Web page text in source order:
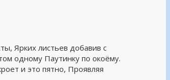
Ярких листьев добавив с
одному Паутинку по окоёму.
и это пятно, Проявляя